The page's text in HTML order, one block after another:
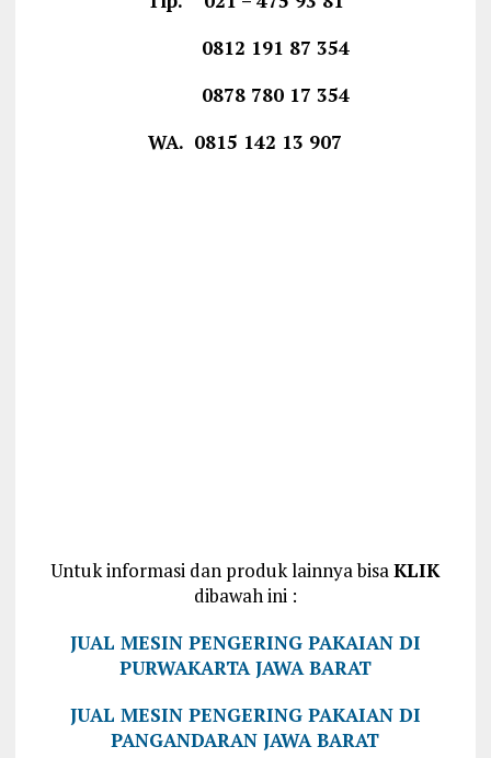
0812 191 87 354
0878 780 17 354
WA. 0815 142 13 907
Untuk informasi dan produk lainnya bisaKLIK
dibawah ini :
JUAL MESIN PENGERING PAKAIAN DI
PURWAKARTA JAWA BARAT
JUAL MESIN PENGERING PAKAIAN DI
PANGANDARAN JAWA BARAT